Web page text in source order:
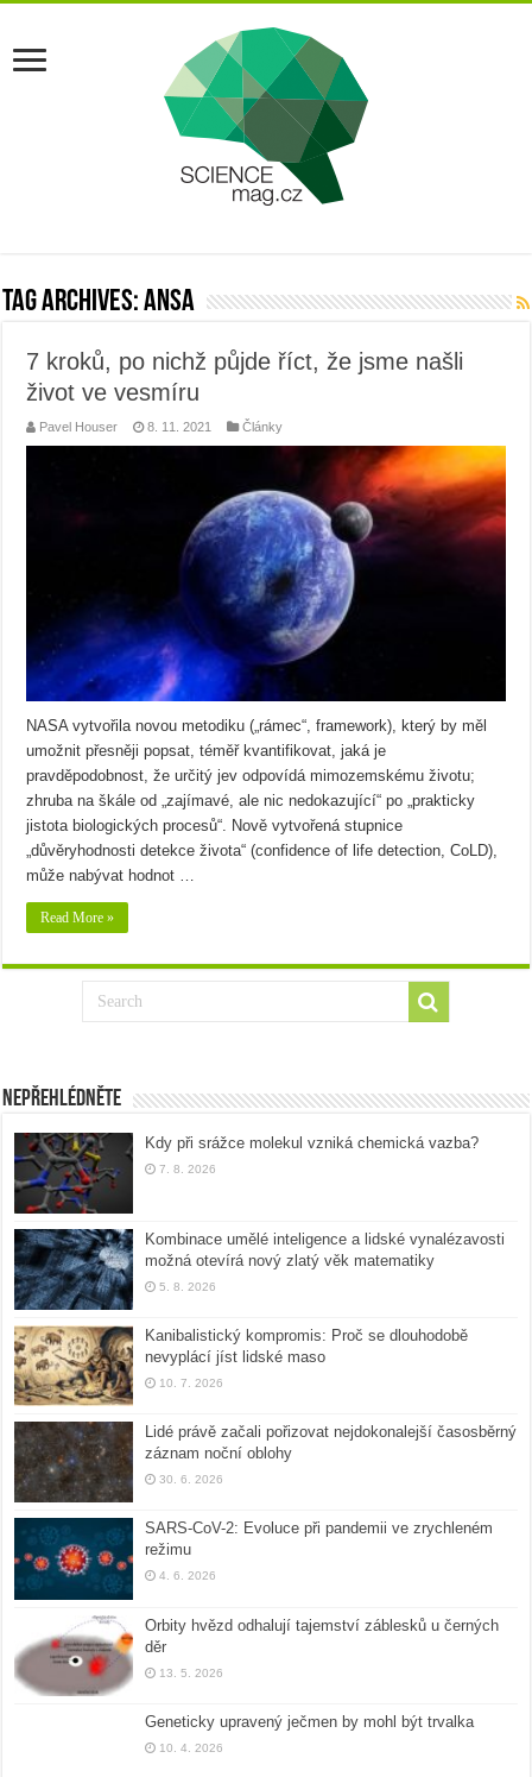
Tag Archives:ansa
7 kroků, po nichž půjde říct, že jsme našli
život ve vesmíru
Pavel Houser 8. 11. 2021 Články
NASA vytvořila novou metodiku („rámec“, framework), který by měl
umožnit přesněji popsat, téměř kvantifikovat, jaká je
pravděpodobnost, že určitý jev odpovídá mimozemskému životu;
zhruba na škále od „zajímavé, ale nic nedokazující“ po „prakticky
jistota biologických procesů“. Nově vytvořená stupnice
„důvěryhodnosti detekce života“ (confidence of life detection, CoLD),
může nabývat hodnot …
Read More »
Nepřehlédněte
Kdy při srážce molekul vzniká chemická vazba?
7. 8. 2026
Kombinace umělé inteligence a lidské vynalézavosti
možná otevírá nový zlatý věk matematiky
5. 8. 2026
Kanibalistický kompromis: Proč se dlouhodobě
nevyplácí jíst lidské maso
10. 7. 2026
Lidé právě začali pořizovat nejdokonalejší časosběrný
záznam noční oblohy
30. 6. 2026
SARS-CoV-2: Evoluce při pandemii ve zrychleném
režimu
4. 6. 2026
Orbity hvězd odhalují tajemství záblesků u černých
děr
13. 5. 2026
Geneticky upravený ječmen by mohl být trvalka
10. 4. 2026